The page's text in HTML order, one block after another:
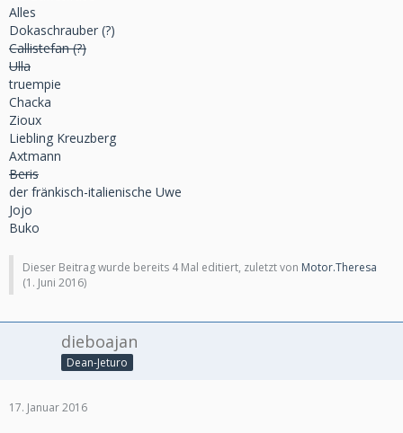
Alles
Dokaschrauber (?)
Callistefan (?)
Ulla
truempie
Chacka
Zioux
Liebling Kreuzberg
Axtmann
Beris
der fränkisch-italienische Uwe
Jojo
Buko
Dieser Beitrag wurde bereits 4 Mal editiert, zuletzt von Motor.Theresa
(1. Juni 2016)
dieboajan
Dean-Jeturo
17. Januar 2016